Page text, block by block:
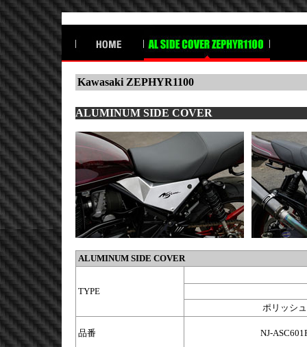
Kawasaki ZEPHYR1100
ALUMINUM SIDE COVER
ALUMINUM SIDE COVER
TYPE
ポリッシュ
品番 NJ-